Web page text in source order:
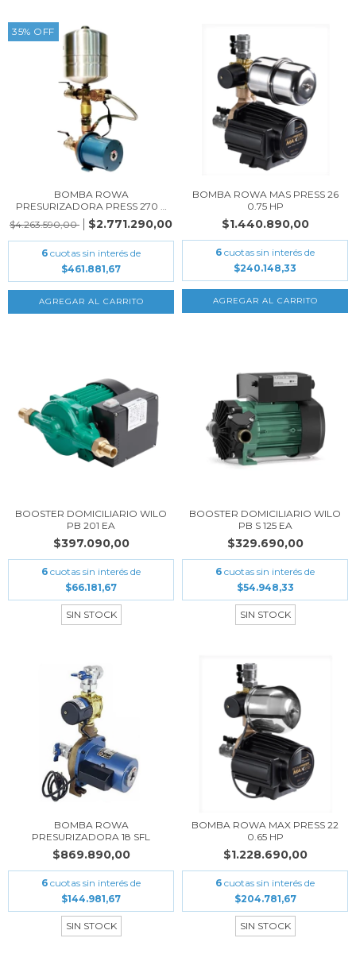
35% OFF
BOMBA ROWA
PRESURIZADORA PRESS 270 2
HP
$4.263.590,00 $2.771.290,00
6 cuotas sin interés de
$461.881,67
BOMBA ROWA MAS PRESS 26
0.75 HP
$1.440.890,00
6 cuotas sin interés de
$240.148,33
BOOSTER DOMICILIARIO WILO
PB 201 EA
$397.090,00
6 cuotas sin interés de
$66.181,67
SIN STOCK
BOOSTER DOMICILIARIO WILO
PB S 125 EA
$329.690,00
6 cuotas sin interés de
$54.948,33
SIN STOCK
BOMBA ROWA
PRESURIZADORA 18 SFL
$869.890,00
6 cuotas sin interés de
$144.981,67
SIN STOCK
BOMBA ROWA MAX PRESS 22
0.65 HP
$1.228.690,00
6 cuotas sin interés de
$204.781,67
SIN STOCK